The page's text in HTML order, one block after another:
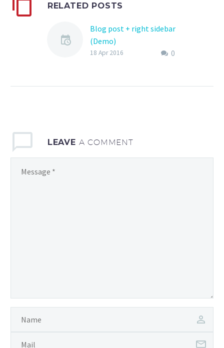
RELATED POSTS
Blog post + right sidebar
(Demo)
Lorem Ipsum. Proin
0
18 Apr 2016
LEAVE A COMMENT